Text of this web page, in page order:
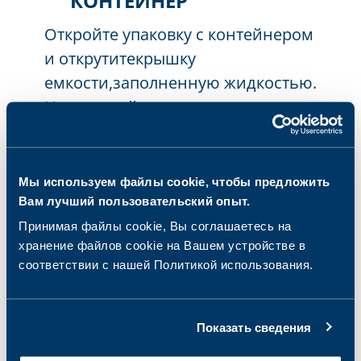
Мы используем файлы cookie, чтобы предложить
Вам лучший пользовательский опыт.
Принимая файлы cookie, Вы соглашаетесь на
хранение файлов cookie на Вашем устройстве в
соответствии с нашей Политикой использования.
Показать сведения
Откройте упаковку с контейнером
и открутитекрышку
емкости,заполненную жидкостью.
Не выливайте жидкость,
находящуюся в контейнере и не
заменяйте ее другой жидкостью.
Покрутитепокрытой калом
ватной палочкой в
растворе,чтобы ватная часть
палочки намокла. ВНИМАНИЕ!
Для проведения анализа
требуется небольшое количество
материала. Смесь раствора и